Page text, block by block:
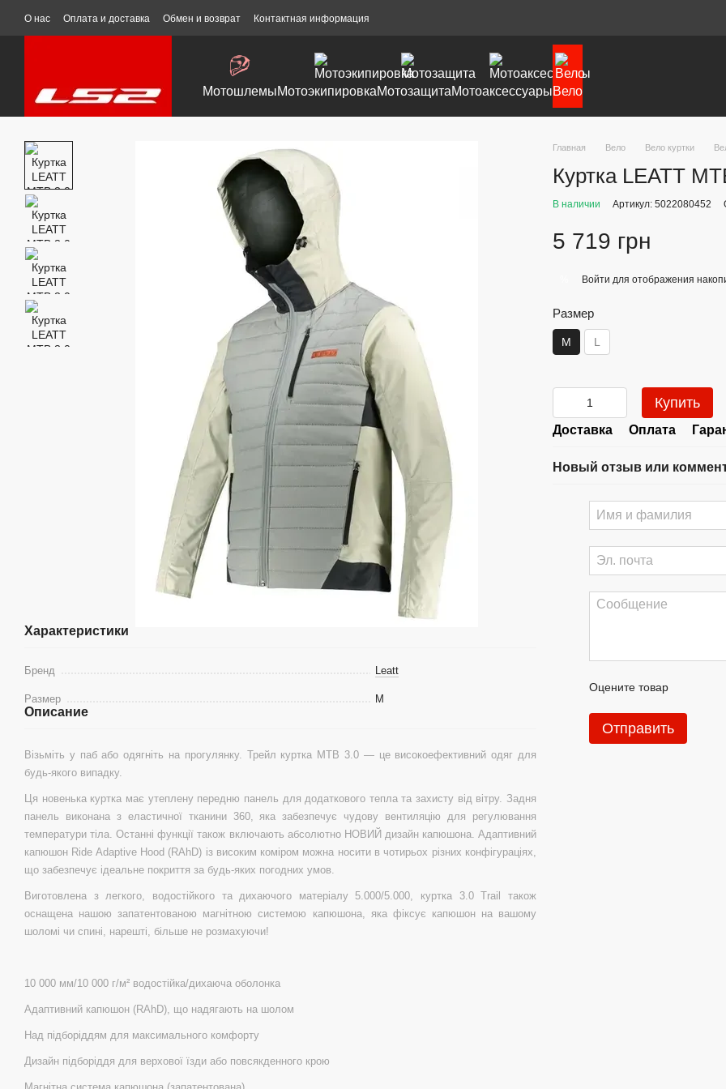
Перейти к основному контенту
О нас Оплата и доставка Обмен и возврат Контактная информация
МотошлемыМотоэкипировкаМотозащитаМотоаксессуарыВело
Характеристики
Бренд Leatt
Размер M
Описание
Візьміть у паб або одягніть на прогулянку. Трейл куртка MTB 3.0 — це високоефективний одяг для
будь-якого випадку.
Ця новенька куртка має утеплену передню панель для додаткового тепла та захисту від вітру. Задня
панель виконана з еластичної тканини 360, яка забезпечує чудову вентиляцію для регулювання
температури тіла. Останні функції також включають абсолютно НОВИЙ дизайн капюшона. Адаптивний
капюшон Ride Adaptive Hood (RAhD) із високим коміром можна носити в чотирьох різних конфігураціях,
що забезпечує ідеальне покриття за будь-яких погодних умов.
Виготовлена ​​з легкого, водостійкого та дихаючого матеріалу 5.000/5.000, куртка 3.0 Trail також
оснащена нашою запатентованою магнітною системою капюшона, яка фіксує капюшон на вашому
шоломі чи спині, нарешті, більше не розмахуючи!
10 000 мм/10 000 г/м² водостійка/дихаюча оболонка
Адаптивний капюшон (RAhD), що надягають на шолом
Над підборіддям для максимального комфорту
Дизайн підборіддя для верхової їзди або повсякденного крою
Главная Вело Вело куртки
Куртка LEATT
В наличии Артикул: 5022080452
5 719 грн
Войти для отображения
Размер
M L
Купить
Доставка Оплата
Новый отзыв или
Оцените товар
Отправить